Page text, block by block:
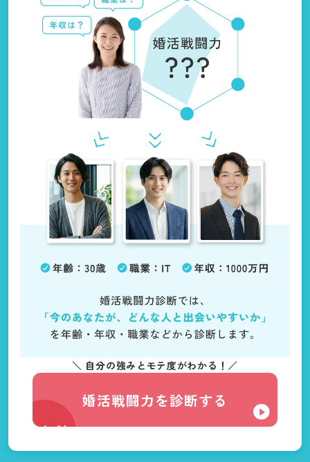
＼ 自分の強みとモテ度がわかる！／
無料
婚活戦闘力を診断する